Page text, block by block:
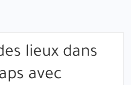
lieux dans
avec